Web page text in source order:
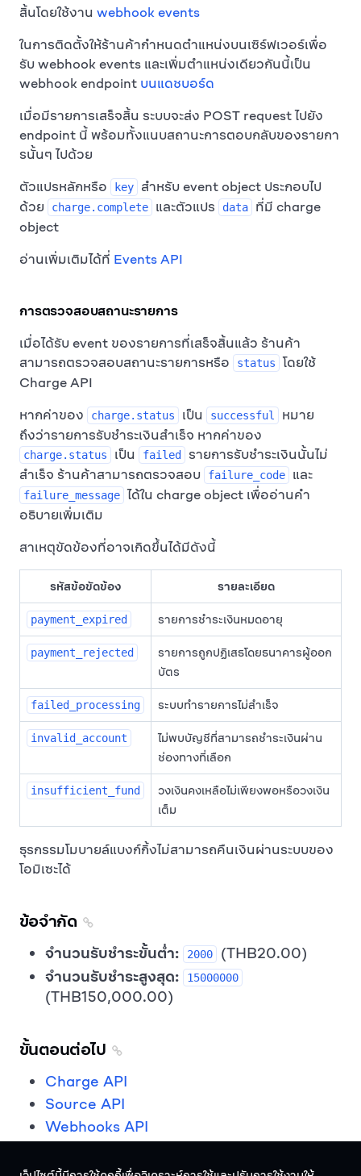
สิ้นโดยใช้งาน webhook events
ในการติดตั้งให้ร้านค้ากำหนดตำแหน่งบนเซิร์ฟเวอร์เพื่อ
รับ webhook events และเพิ่มตำแหน่งเดียวกันนี้เป็น
webhook endpoint บนแดชบอร์ด
เมื่อมีรายการเสร็จสิ้น ระบบจะส่ง POST request ไปยัง
endpoint นี้ พร้อมทั้งแนบสถานะการตอบกลับของรายกา
รนั้นๆ ไปด้วย
ตัวแปรหลักหรือ
key
สำหรับ event object ประกอบไป
ด้วย
charge.complete และตัวแปร data
ที่มี charge
object
อ่านเพิ่มเติมได้ที่ Events API
การตรวจสอบสถานะรายการ
เมื่อได้รับ event ของรายการที่เสร็จสิ้นแล้ว ร้านค้า
สามารถตรวจสอบสถานะรายการหรือ
status โดยใช้
Charge API
หากค่าของ
charge.status เป็น successful
หมาย
ถึงว่ารายการรับชำระเงินสำเร็จ หากค่าของ
charge.status เป็น failed
รายการรับชำระเงินนั้นไม่
สำเร็จ ร้านค้าสามารถตรวจสอบ
failure_code และ
failure_message ได้ใน charge object เพื่ออ่านคำ
อธิบายเพิ่มเติม
สาเหตุขัดข้องที่อาจเกิดขึ้นได้มีดังนี้
รหัสข้อขัดข้อง รายละเอียด
payment_expired รายการชำระเงินหมดอายุ
payment_rejected
รายการถูกปฏิเสธโดยธนาคารผู้ออก
บัตร
failed_processing ระบบทำรายการไม่สำเร็จ
invalid_account
ไม่พบบัญชีที่สามารถชำระเงินผ่าน
ช่องทางที่เลือก
insufficient_fund
วงเงินคงเหลือไม่เพียงพอหรือวงเงิน
เต็ม
ธุรกรรมโมบายล์แบงก์กิ้งไม่สามารถคืนเงินผ่านระบบของ
โอมิเซะได้
ข้อจำกัด
จำนวนรับชำระขั้นต่ำ: 2000
(THB20.00)
จำนวนรับชำระสูงสุด:
15000000
(THB150,000.00)
ขั้นตอนต่อไป
Charge API
Source API
Webhooks API